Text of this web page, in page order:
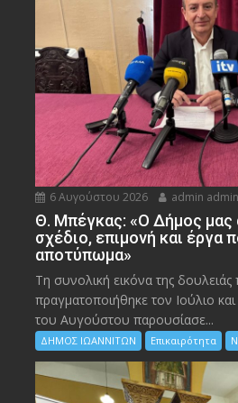
6 Αυγούστου 2026 admin admin
Θ. Μπέγκας: «Ο Δήμος μας
σχέδιο, επιμονή και έργα
αποτύπωμα»
Τη συνολική εικόνα της δουλειάς
πραγματοποιήθηκε τον Ιούλιο και
του Αυγούστου παρουσίασε...
ΔΗΜΟΣ ΙΩΑΝΝΙΤΩΝ Επικαιρότητα